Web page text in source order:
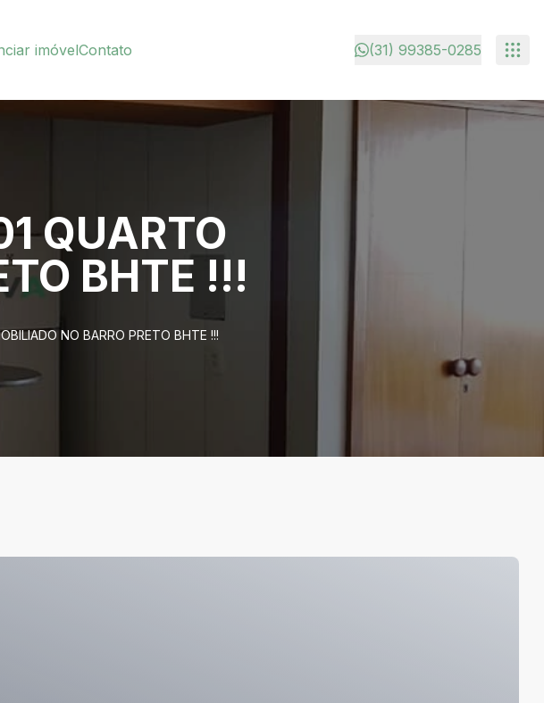
imóvelContato (31) 99385-0285
QUARTO
BHTE !!!
NO BARRO PRETO BHTE !!!